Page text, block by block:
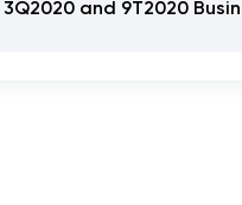
and 9T2020